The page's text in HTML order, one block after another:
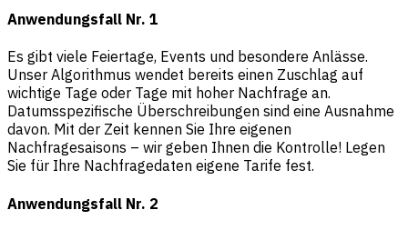
Anwendungsfall Nr. 1
Es gibt viele Feiertage, Events und besondere Anlässe.
Unser Algorithmus wendet bereits einen Zuschlag auf
wichtige Tage oder Tage mit hoher Nachfrage an.
Datumsspezifische Überschreibungen sind eine Ausnahme
davon. Mit der Zeit kennen Sie Ihre eigenen
Nachfragesaisons – wir geben Ihnen die Kontrolle! Legen
Sie für Ihre Nachfragedaten eigene Tarife fest.
Anwendungsfall Nr. 2